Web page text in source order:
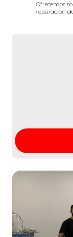
Ofrecemos
reparación